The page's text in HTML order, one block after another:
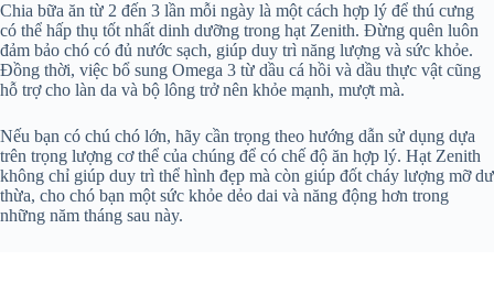
Chia bữa ăn từ 2 đến 3 lần mỗi ngày là một cách hợp lý để thú cưng
có thể hấp thụ tốt nhất dinh dưỡng trong hạt Zenith. Đừng quên luôn
đảm bảo chó có đủ nước sạch, giúp duy trì năng lượng và sức khỏe.
Đồng thời, việc bổ sung Omega 3 từ dầu cá hồi và dầu thực vật cũng
hỗ trợ cho làn da và bộ lông trở nên khỏe mạnh, mượt mà.
Nếu bạn có chú chó lớn, hãy cần trọng theo hướng dẫn sử dụng dựa
trên trọng lượng cơ thể của chúng để có chế độ ăn hợp lý. Hạt Zenith
không chỉ giúp duy trì thể hình đẹp mà còn giúp đốt cháy lượng mỡ dư
thừa, cho chó bạn một sức khỏe dẻo dai và năng động hơn trong
những năm tháng sau này.